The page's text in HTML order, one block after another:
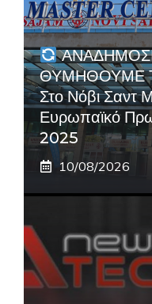
ΘΥΜΗΘΟΥΜΕ
Στο Νόβι Σαντ
Ευρωπαϊκό
2025
10/08/2026